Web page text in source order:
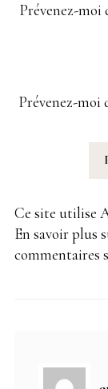
Prévenez-moi
Prévenez-moi
Ce site utilise
En savoir plus
commentaires